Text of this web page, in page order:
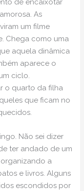
de encaixotar
As
um filme
Chega como uma
aquela dinâmica
aparece o
ciclo.
o quarto da filha
que ficam no
Não sei dizer
ter andado de um
a
e livros. Alguns
escondidos por